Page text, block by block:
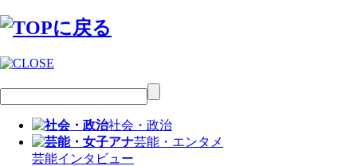
社会・政治
芸能・エンタメ
芸能インタビュー